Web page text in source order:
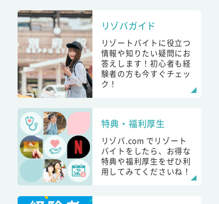
リゾバガイド
リゾートバイトに役立つ
情報や知りたい疑問にお
答えします！初心者も経
験者の方も今すぐチェッ
ク！
特典・福利厚生
リゾバ.com でリゾート
バイトをしたら、お得な
特典や福利厚生をぜひ利
用してみてくださいね！